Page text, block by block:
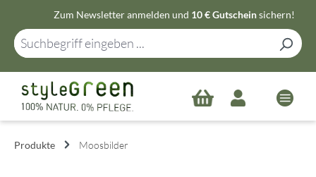
Zum Hauptinhalt springen
Zum Newsletter anmelden und 10 € Gutscheinsichern!
Produkte Moosbilder